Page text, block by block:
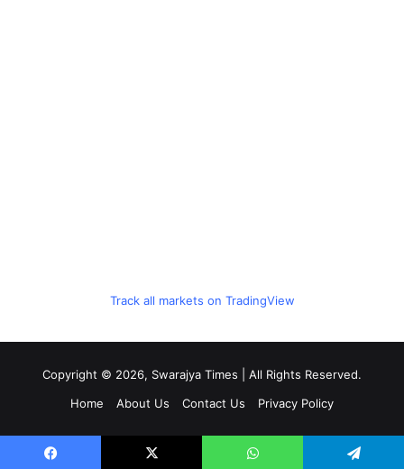
Track all markets on TradingView
Copyright © 2026, Swarajya Times | All Rights Reserved.
Home
About Us Contact Us Privacy Policy